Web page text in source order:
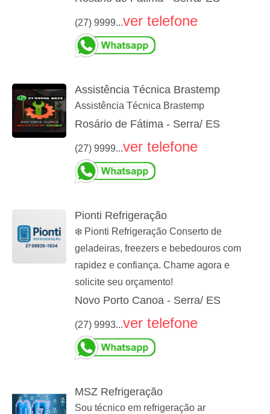
(27) 9999...ver telefone
Assistência Técnica Brastemp
Assistência Técnica Brastemp
Rosário de Fátima - Serra/ ES
(27) 9999...ver telefone
Pionti Refrigeração
❄️ Pionti Refrigeração Conserto de
geladeiras, freezers e bebedouros com
rapidez e confiança. Chame agora e
solicite seu orçamento!
Novo Porto Canoa - Serra/ ES
(27) 9993...ver telefone
MSZ Refrigeração
Sou técnico em refrigeração ar